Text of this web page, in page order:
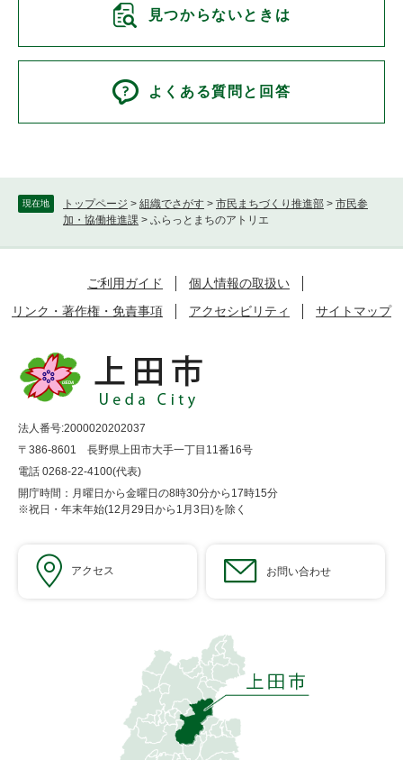
現在地 トップページ > 組織でさがす > 市民まちづくり推進部 > 市民参
加・協働推進課 > ふらっとまちのアトリエ
見つからないときは
よくある質問と回答
ご利用ガイド
個人情報の取扱い
リンク・著作権・免責事項
アクセシビリティ サイトマップ
法人番号:2000020202037
〒386-8601 長野県上田市大手一丁目11番16号
電話 0268-22-4100(代表)
開庁時間：月曜日から金曜日の8時30分から17時15分
※祝日・年末年始(12月29日から1月3日)を除く
アクセス お問い合わせ